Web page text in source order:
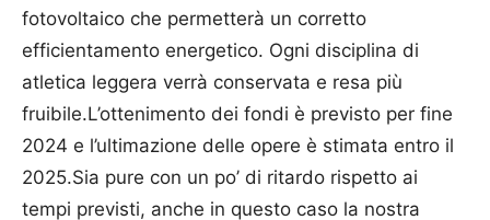
fotovoltaico che permetterà un corretto
efficientamento energetico. Ogni disciplina di
atletica leggera verrà conservata e resa più
fruibile.L’ottenimento dei fondi è previsto per fine
2024 e l’ultimazione delle opere è stimata entro il
2025.Sia pure con un po’ di ritardo rispetto ai
tempi previsti, anche in questo caso la nostra